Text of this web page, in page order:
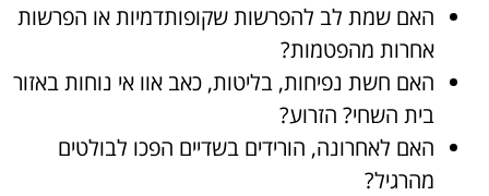
האם שמת לב להפרשות שקופותדמיות או הפרשות
אחרות מהפטמות?
האם חשת נפיחות, בליטות, כאב אוו אי נוחות באזור
בית השחי? הזרוע?
האם לאחרונה, הורידים בשדיים הפכו לבולטים
מהרגיל?